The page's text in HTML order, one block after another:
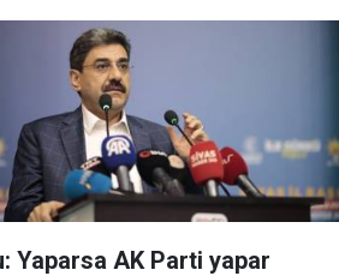
Yaparsa AK Parti yapar